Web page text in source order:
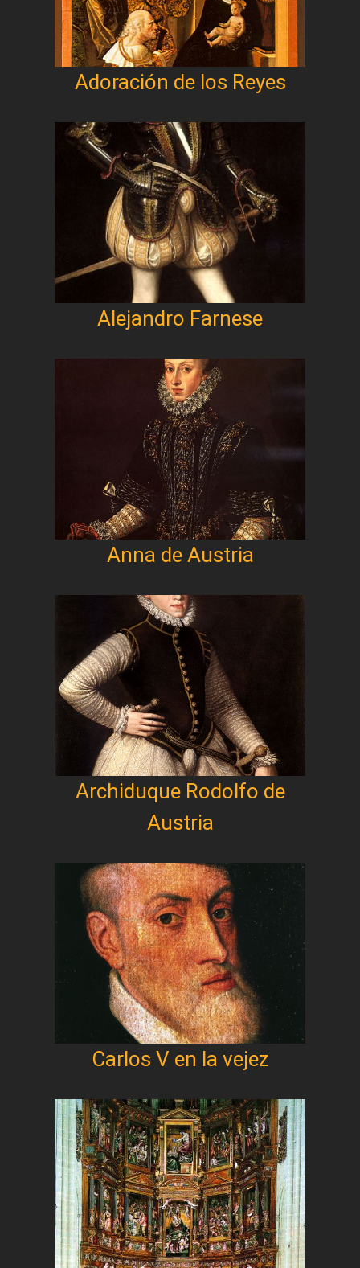
Adoración de los Reyes
Alejandro Farnese
Anna de Austria
Archiduque Rodolfo de
Austria
Carlos V en la vejez